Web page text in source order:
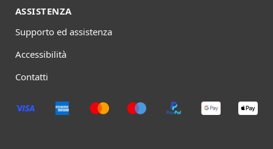
ASSISTENZA
Supporto ed assistenza
Accessibilità
Contatti